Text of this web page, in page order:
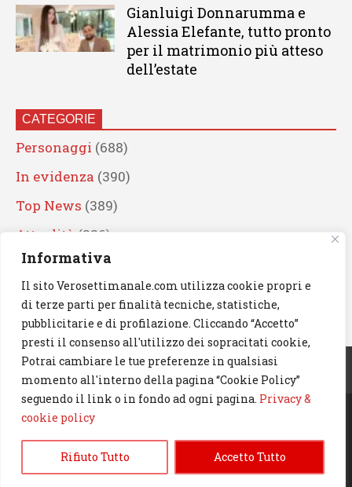
Informativa
Il sito Verosettimanale.com utilizza cookie propri e
di terze parti per finalità tecniche, statistiche,
pubblicitarie e di profilazione. Cliccando “Accetto”
presti il consenso all'utilizzo dei sopracitati cookie,
Potrai cambiare le tue preferenze in qualsiasi
momento all'interno della pagina “Cookie Policy”
seguendo il link o in fondo ad ogni pagina. Privacy &
cookie policy
Rifiuto Tutto Accetto Tutto
Gianluigi Donnarumma e
Alessia Elefante, tutto pronto
per il matrimonio più atteso
dell’estate
CATEGORIE
Personaggi (688)
In evidenza (390)
Top News (389)
Attualità (336)
Eventi(330)
Artisti (241)
News(238)
Cerca
© 2023 Verosettimanale.com. All rights reserved.